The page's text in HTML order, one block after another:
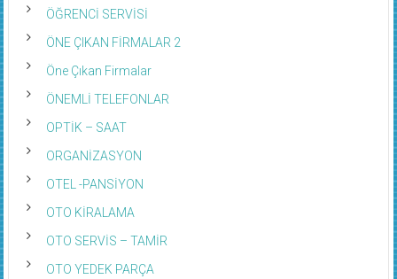
ÖĞRENCİ SERVİSİ
ÖNE ÇIKAN FİRMALAR 2
Öne Çıkan Firmalar
ÖNEMLİ TELEFONLAR
OPTİK – SAAT
ORGANİZASYON
OTEL -PANSİYON
OTO KİRALAMA
OTO SERVİS – TAMİR
OTO YEDEK PARÇA